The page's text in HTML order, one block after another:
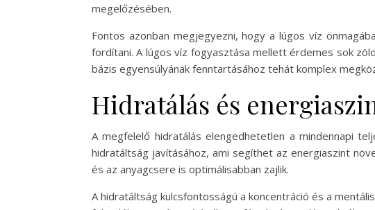
megelőzésében.
Fontos azonban megjegyezni, hogy a lúgos víz
fordítani. A lúgos víz fogyasztása mellett érdemes sok
bázis egyensúlyának fenntartásához tehát komplex
Hidratálás és
A megfelelő hidratálás elengedhetetlen a mindennapi
hidratáltság javításához, ami segíthet az energiaszint
és az anyagcsere is optimálisabban zajlik.
A hidratáltság kulcsfontosságú a koncentráció és a